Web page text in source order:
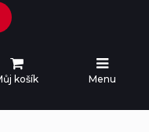
košík Menu